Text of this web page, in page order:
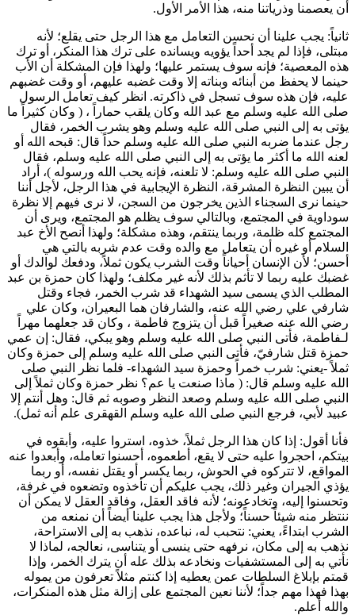
أن يعصمنا وذرياتنا منه، هذا الأمر الأول.
ثانياً: يجب علينا أن نحسن التعامل مع هذا الرجل حتى يقلع؛ لأنه
مبتلى، فإذا لم يجد أحداً يؤويه ويسانده على ترك هذا المنكر، أو ترك
هذه المعصية؛ فإنه سوف يستمر عليها؛ ولهذا فإن المشكلة أن الأب
حينما لا يحفظ من أبنائه وبناته إلا وقت غضبه عليهم، أو وقت غضبهم
عليه، فإن هذه سوف تسجل في ذاكرته. انظر كيف تعامل الرسول
صلى الله عليه وسلم مع عبد الله وكان يلقب حماراً ، ( وكان كثيراً ما
يؤتى به إلى النبي صلى الله عليه وسلم وهو يشرب الخمر، فقال
رجل عندما ضربه النبي صلى الله عليه وسلم حداً قال: قبحه الله أو
لعنه الله ما أكثر ما يؤتى به إلى النبي صلى الله عليه وسلم، فقال
النبي صلى الله عليه وسلم: لا تلعنه، فإنه يحب الله ورسوله )، أراد
أن يبين النظرة المشرقة، النظرة الإيجابية في هذا الرجل، لأجل أننا
حينما نرى السجناء الذين يخرجون من السجن، لا نرى فيهم إلا نظرة
سوداوية في المجتمع، وبالتالي سوف يظلم هو المجتمع، ويرى أن
المجتمع كله ظلمة، وربما ينتقم، وهذه مشكلة؛ ولهذا أنصح الأخ عبد
السلام أو غيره أن يتعامل مع والده وقت عدم شربه بالتي هي
أحسن؛ لأن الإنسان أحياناً وقت الشرب يكون ثملاً، ودفعك لوالدك أو
غضبك عليه ربما لا تأثم بذلك لأنه غير مكلف؛ ولهذا كان حمزة بن عبد
المطلب الذي يسمى سيد الشهداء قد شرب الخمر، فجاء وقتل
شارفي علي رضي الله عنه، والشارفان هما البعيران، وكان علي
رضي الله عنه صغيراً قبل أن يتزوج فاطمة ، وكان قد جعلهما مهراً
لـفاطمة، فأتى النبي صلى الله عليه وسلم وهو يبكي، فقال: إن عمي
حمزة قتل شارفيّ، فأتى النبي صلى الله عليه وسلم إلى حمزة وكان
ثملاً -يعني: شرب خمراً وحمزة سيد الشهداء- فلما نظر النبي صلى
الله عليه وسلم قال: ( ماذا صنعت يا عم؟ نظر حمزة وكان ثملاً إلى
النبي صلى الله عليه وسلم وصعد النظر وصوبه ثم قال: وهل أنتم إلا
عبيد لأبي، فرجع النبي صلى الله عليه وسلم القهقرى علم أنه ثمل).
فأنا أقول: إذا كان هذا الرجل ثملاً، خذوه، استروا عليه، وأبقوه في
بيتكم، احجروا عليه حتى لا يقع، أطعموه، أحسنوا تعامله، وأبعدوا عنه
المواقع، لا تتركوه في الحوش، ربما يكسر أو يقتل نفسه، أو ربما
يؤذي الجيران وغير ذلك، يجب عليكم أن تأخذوه وتضعوه في غرفة،
وتحسنوا إليه، وتخادعونه؛ لأنه فاقد العقل، وفاقد العقل لا يمكن أن
ننتظر منه شيئاً حسناً؛ ولأجل هذا يجب علينا أيضاً أن نمنعه من
الشرب ابتداءً، يعني: نتحبب له، نباعده، نذهب به إلى الاستراحة،
نذهب به إلى مكان، نرفهه حتى ينسى أو يتناسى، نعالجه، لماذا لا
نأتي به إلى المستشفيات ونخادعه بذلك عله أن يترك الخمر، وإذا
قمتم بإبلاغ السلطات عمن يعطيه إذا كنتم مثلاً تعرفون من يموله
بهذا فهذا مهم جداً؛ لأننا نعين المجتمع على إزالة مثل هذه المنكرات،
والله أعلم.